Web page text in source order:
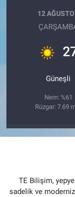
12
Güneşli
Nem: %61
Rüzgar: 7.69
TE Bilişim,
sadelik ve